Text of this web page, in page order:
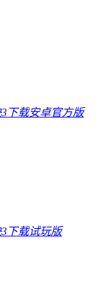
下载安卓官方版
下载试玩版